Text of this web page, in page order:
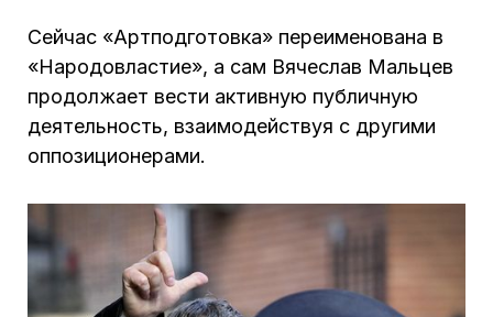
Сейчас «Артподготовка» переименована в
«Народовластие», а сам Вячеслав Мальцев
продолжает вести активную публичную
деятельность, взаимодействуя с другими
оппозиционерами.